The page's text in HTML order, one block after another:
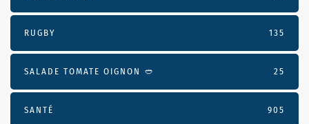
RUGBY 135
SALADE TOMATE OIGNON 🥙 25
SANTÉ 905